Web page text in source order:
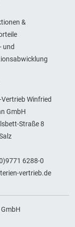
&
und
Winfried
GmbH
Straße 8
6288-0
vertrieb.de